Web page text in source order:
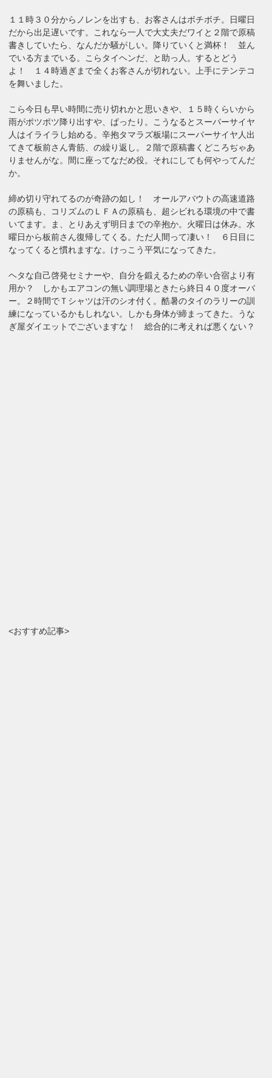
１１時３０分からノレンを出すも、お客さんはボチボチ。日曜日
だから出足遅いです。これなら一人で大丈夫だワイと２階で原稿
書きしていたら、なんだか騒がしい。降りていくと満杯！ 並ん
でいる方までいる。こらタイヘンだ、と助っ人。するとどう
よ！ １４時過ぎまで全くお客さんが切れない。上手にテンテコ
を舞いました。
こら今日も早い時間に売り切れかと思いきや、１５時くらいから
雨がポツポツ降り出すや、ぱったり。こうなるとスーパーサイヤ
人はイライラし始める。辛抱タマラズ板場にスーパーサイヤ人出
てきて板前さん青筋、の繰り返し。２階で原稿書くどころぢゃあ
りませんがな。間に座ってなだめ役。それにしても何やってんだ
か。
締め切り守れてるのが奇跡の如し！ オールアバウトの高速道路
の原稿も、コリズムのＬＦＡの原稿も、超シビれる環境の中で書
いてます。ま、とりあえず明日までの辛抱か。火曜日は休み。水
曜日から板前さん復帰してくる。ただ人間って凄い！ ６日目に
なってくると慣れますな。けっこう平気になってきた。
ヘタな自己啓発セミナーや、自分を鍛えるための辛い合宿より有
用か？ しかもエアコンの無い調理場ときたら終日４０度オーバ
ー。２時間でＴシャツは汗のシオ付く。酷暑のタイのラリーの訓
練になっているかもしれない。しかも身体が締まってきた。うな
ぎ屋ダイエットでございますな！ 総合的に考えれば悪くない？
<おすすめ記事>